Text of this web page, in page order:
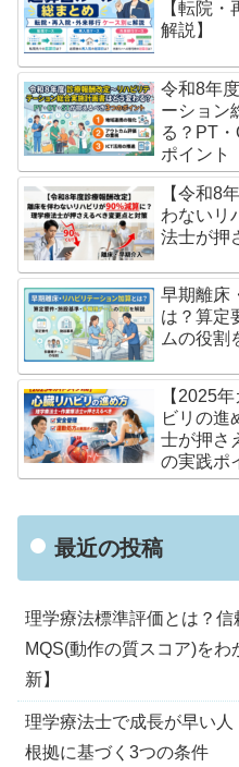
【転院
解説】
令和8年
ーション
る？PT
ポイント
【令和8
わないリ
法士が押
早期離床
は？算定
ムの役割
【2025
ビリの進
士が押さ
の実践ポ
最近の投稿
理学療法標準評価とは？
MQS(動作の質スコア)を
新】
理学療法士で成長が早い
根拠に基づく3つの条件